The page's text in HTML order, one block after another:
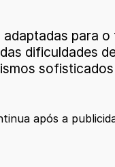
para
dificuldades
após a